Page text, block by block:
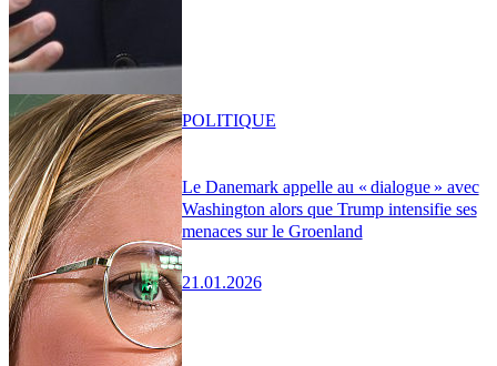
Le Danemark appelle au « dialogue » avec
Washington alors que Trump intensifie ses
menaces sur le Groenland
21.01.2026
POLITIQUE